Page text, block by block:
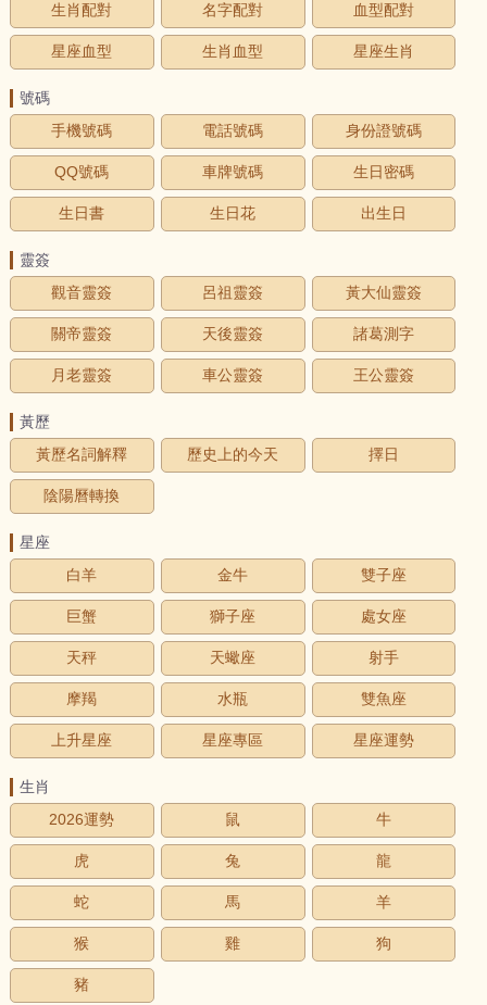
生肖配對 名字配對 血型配對
星座血型 生肖血型 星座生肖
號碼
手機號碼
電話號碼 身份證號碼
QQ號碼 車牌號碼 生日密碼
生日書 生日花 出生日
靈簽
觀音靈簽
呂祖靈簽 黃大仙靈簽
關帝靈簽 天後靈簽 諸葛測字
月老靈簽 車公靈簽 王公靈簽
黃歷
黃歷名詞解釋
歷史上的今天 擇日
陰陽曆轉換
星座
白羊
金牛 雙子座
巨蟹 獅子座 處女座
天秤 天蠍座 射手
摩羯 水瓶 雙魚座
上升星座 星座專區 星座運勢
生肖
2026運勢
鼠 牛
虎 兔 龍
蛇 馬 羊
猴 雞 狗
豬